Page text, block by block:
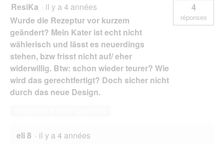
ResiKa · il y a 4 années
Wurde die Rezeptur vor kurzem
geändert? Mein Kater ist echt nicht
wählerisch und lässt es neuerdings
stehen, bzw frisst nicht auf/ eher
widerwillig. Btw: schon wieder teurer? Wie
wird das gerechtfertigt? Doch sicher nicht
durch das neue Design.
4
réponses
eli 8 · il y a 4 années